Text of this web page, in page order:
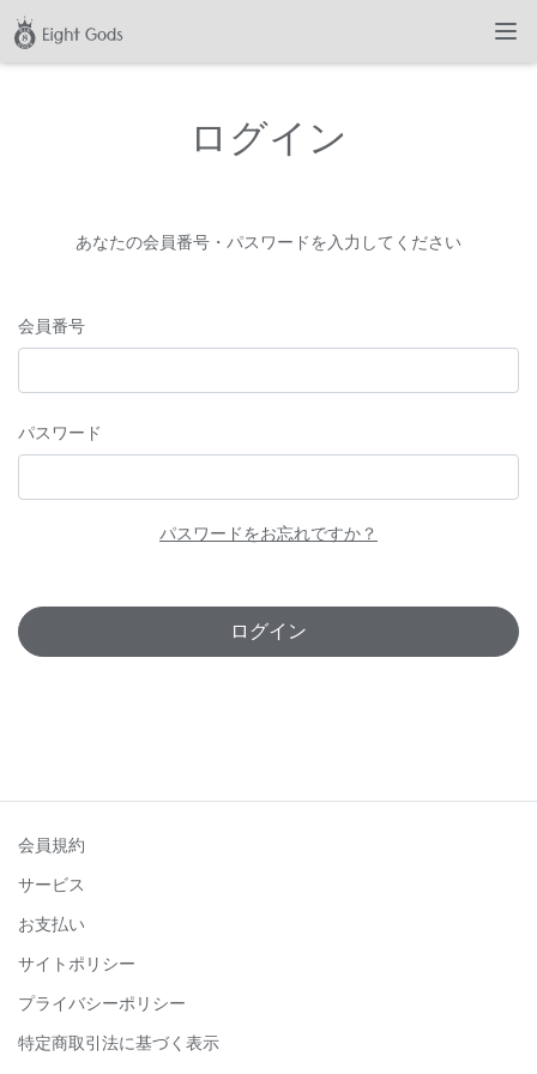
ログイン
あなたの会員番号・パスワードを入力してください
会員番号
パスワード
パスワードをお忘れですか？
ログイン
会員規約
サービス
お支払い
サイトポリシー
プライバシーポリシー
特定商取引法に基づく表示